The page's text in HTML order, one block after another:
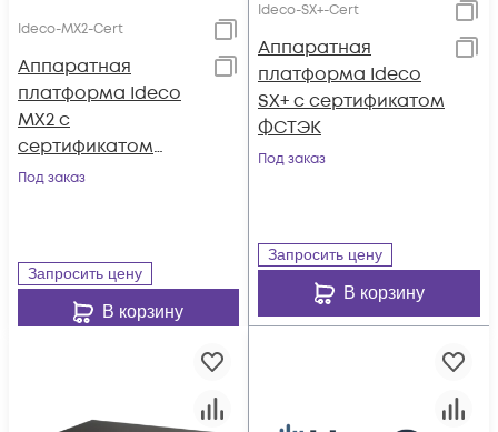
Ideco-MX2-Cert
Аппаратная
платформа Ideco
MX2 с
сертификатом
ФСТЭК
Под заказ
Запросить цену
В корзину
Ideco-SX+-Cert
Аппаратная
платформа Ideco
SX+ с сертификатом
ФСТЭК
Под заказ
Запросить цену
В корзину